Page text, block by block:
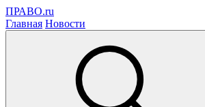
ПРАВО.ru
Главная Новости